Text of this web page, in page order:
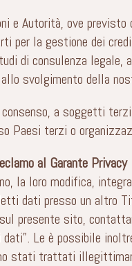
e Autorità, ove previsto
per la gestione dei
di consulenza
svolgimento della
a soggetti
Paesi terzi o
al Garante Privacy
la loro modifica,
dati presso un altro
presente sito,
Le è possibile
stati trattati